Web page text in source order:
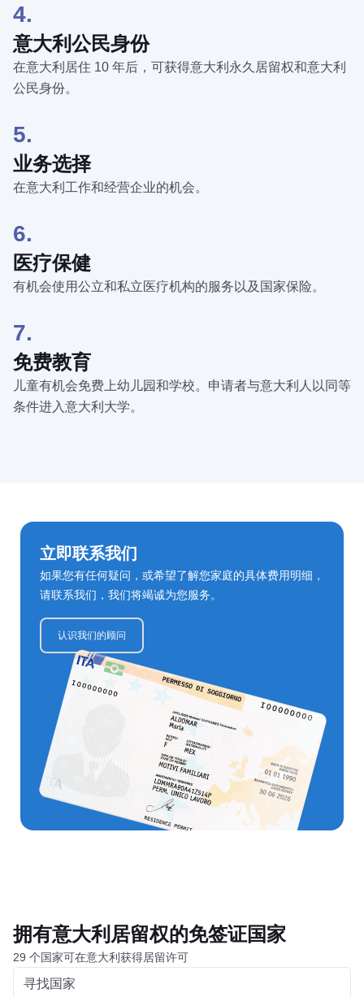
4.
意大利公民身份
在意大利居住 10 年后，可获得意大利永久居留权和意大利
公民身份。
5.
业务选择
在意大利工作和经营企业的机会。
6.
医疗保健
有机会使用公立和私立医疗机构的服务以及国家保险。
7.
免费教育
儿童有机会免费上幼儿园和学校。申请者与意大利人以同等
条件进入意大利大学。
立即联系我们
如果您有任何疑问，或希望了解您家庭的具体费用明细，
请联系我们，我们将竭诚为您服务。
认识我们的顾问
拥有意大利居留权的免签证国家
29 个国家可在意大利获得居留许可